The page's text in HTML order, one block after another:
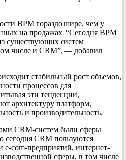
BPM гораздо шире, чем у
на продажах. “Сегодня BPM
существующих систем
числе и CRM”, — добавил
стабильный рост объемов,
процессов для
эти тенденции,
архитектуру платформ,
и производительность.
CRM-систем были сферы
сегодня CRM пользуются
e-com-предприятий, интернет-
сферы, в том числе